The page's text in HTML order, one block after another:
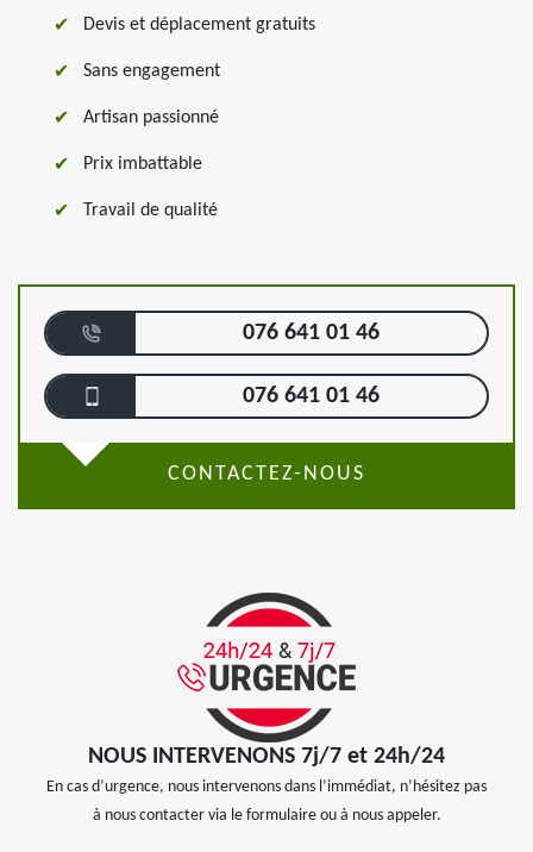
Devis et déplacement gratuits
Sans engagement
Artisan passionné
Prix imbattable
Travail de qualité
076 641 01 46
076 641 01 46
CONTACTEZ-NOUS
NOUS INTERVENONS 7j/7 et 24h/24
En cas d’urgence, nous intervenons dans l’immédiat, n’hésitez pas
à nous contacter via le formulaire ou à nous appeler.